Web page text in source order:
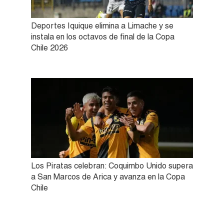
Deportes Iquique elimina a Limache y se
instala en los octavos de final de la Copa
Chile 2026
Los Piratas celebran: Coquimbo Unido supera
a San Marcos de Arica y avanza en la Copa
Chile